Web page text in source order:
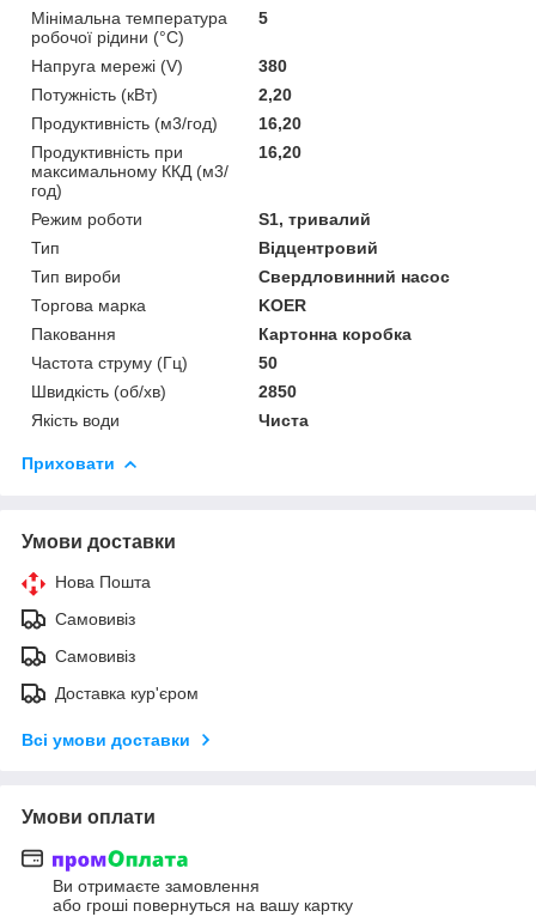
Мінімальна температура
робочої рідини (°C)
5
Напруга мережі (V)
380
Потужність (кВт)
2,20
Продуктивність (м3/год)
16,20
Продуктивність при
максимальному ККД (м3/
год)
16,20
Режим роботи
S1, тривалий
Тип
Відцентровий
Тип вироби
Свердловинний насос
Торгова марка
KOER
Паковання
Картонна коробка
Частота струму (Гц)
50
Швидкість (об/хв)
2850
Якість води
Чиста
Приховати
Умови доставки
Нова Пошта
Самовивіз
Самовивіз
Доставка кур'єром
Всі умови доставки
Умови оплати
Ви отримаєте замовлення
або гроші повернуться на вашу картку